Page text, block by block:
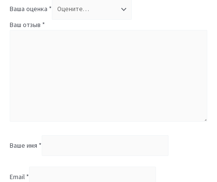
Ваша оценка *
Ваш отзыв *
Ваше имя *
Email *